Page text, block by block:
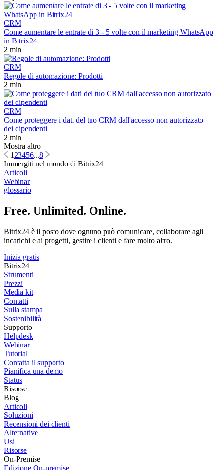
CRM
Come aumentare le entrate di 3 - 5 volte con il marketing WhatsApp
in Bitrix24
2 min
CRM
Regole di automazione: Prodotti
2 min
CRM
Come proteggere i dati del tuo CRM dall'accesso non autorizzato
dei dipendenti
2 min
Mostra altro
123456...8
Immergiti nel mondo di Bitrix24
Articoli
Webinar
glossario
Free. Unlimited. Online.
Bitrix24 è il posto dove ognuno può comunicare, collaborare agli
incarichi e ai progetti, gestire i clienti e fare molto altro.
Inizia gratis
Bitrix24
Strumenti
Prezzi
Media kit
Contatti
Sulla stampa
Sostenibilità
Supporto
Helpdesk
Webinar
Tutorial
Contatta il supporto
Pianifica una demo
Status
Risorse
Blog
Articoli
Soluzioni
Recensioni dei clienti
Alternative
Usi
Risorse
On-Premise
Edizione On-premise